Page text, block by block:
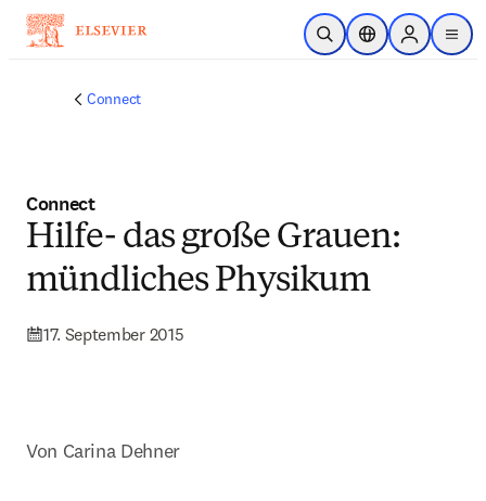
Zum Hauptinhalt wechseln
Suche öffnenStandortauswahl
Sign in to
menu
Connect
Connect
Hilfe- das große Grauen:
mündliches Physikum
17. September 2015
Von Carina Dehner